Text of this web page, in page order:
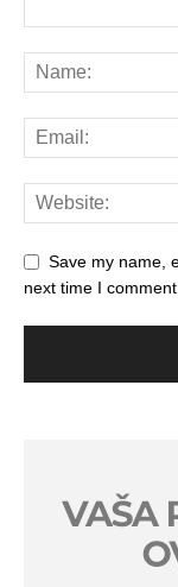
Save my name,
next time I comment.